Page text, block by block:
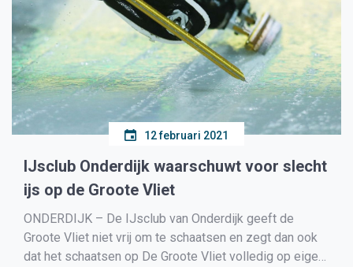
12 februari 2021
IJsclub Onderdijk waarschuwt voor slecht
ijs op de Groote Vliet
ONDERDIJK – De IJsclub van Onderdijk geeft de
Groote Vliet niet vrij om te schaatsen en zegt dan ook
dat het schaatsen op De Groote Vliet volledig op eigen